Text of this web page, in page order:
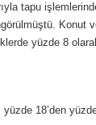
tapu
Konut
yüzde 8
18’den